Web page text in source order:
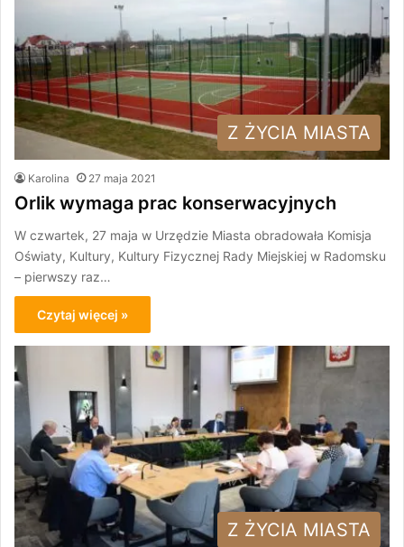
Z ŻYCIA MIASTA
Karolina 27 maja 2021
Orlik wymaga prac konserwacyjnych
W czwartek, 27 maja w Urzędzie Miasta obradowała Komisja
Oświaty, Kultury, Kultury Fizycznej Rady Miejskiej w Radomsku
– pierwszy raz…
Czytaj więcej »
Z ŻYCIA MIASTA